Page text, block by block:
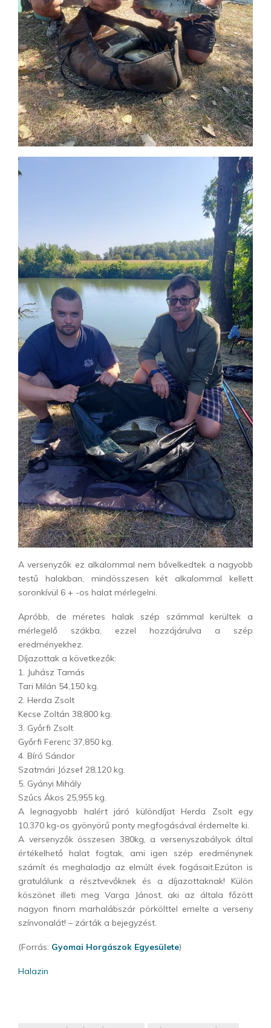
A versenyzők ez alkalommal nem bővelkedtek a nagyobb
testű halakban, mindösszesen két alkalommal kellett
soronkívül 6 + -os halat mérlegelni.
Apróbb, de méretes halak szép számmal kerültek a
mérlegelő szákba, ezzel hozzájárulva a szép
eredményekhez.
Díjazottak a következők:
1. Juhász Tamás
Tari Milán 54,150 kg.
2. Herda Zsolt
Kecse Zoltán 38,800 kg.
3. Győrfi Zsolt
Győrfi Ferenc 37,850 kg.
4. Bíró Sándor
Szatmári József 28,120 kg.
5. Gyányi Mihály
Szűcs Ákos 25,955 kg.
A legnagyobb halért járó különdíjat Herda Zsolt egy
10,370 kg-os gyönyörű ponty megfogásával érdemelte ki.
A versenyzők összesen 380kg, a versenyszabályok által
értékelhető halat fogtak, ami igen szép eredménynek
számít és meghaladja az elmúlt évek fogásait.Ezúton is
gratulálunk a résztvevőknek és a díjazottaknak! Külön
köszönet illeti meg Varga Jánost, aki az általa főzött
nagyon finom marhalábszár pörkölttel emelte a verseny
színvonalát! – zárták a bejegyzést.
(Forrás: Gyomai Horgászok Egyesülete)
Halazin